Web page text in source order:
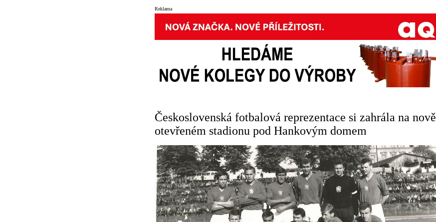
Reklama
Československá fotbalová reprezentace si zahrála na nově
otevřeném stadionu pod Hankovým domem